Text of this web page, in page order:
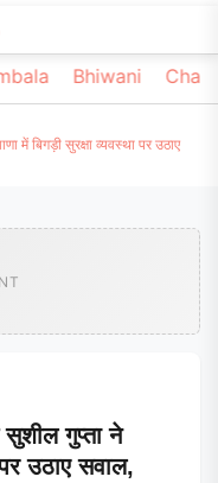
Bhiwani
में बिगड़ी सुरक्षा व्यवस्था पर उठाए
गुप्ता ने
पर उठाए सवाल,